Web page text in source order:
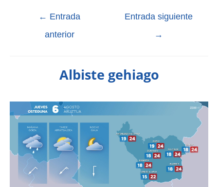
← Entrada
anterior
Entrada siguiente
→
Albiste gehiago